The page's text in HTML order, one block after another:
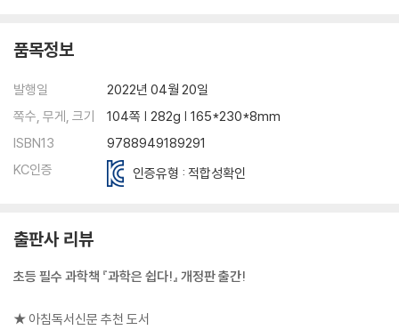
품목정보
발행일
2022년 04월 20일
쪽수, 무게, 크기
104쪽 | 282g | 165*230*8mm
ISBN13
9788949189291
KC인증
인증유형 : 적합성확인
출판사 리뷰
초등 필수 과학책 『과학은 쉽다!』 개정판 출간!
★ 아침독서신문 추천 도서